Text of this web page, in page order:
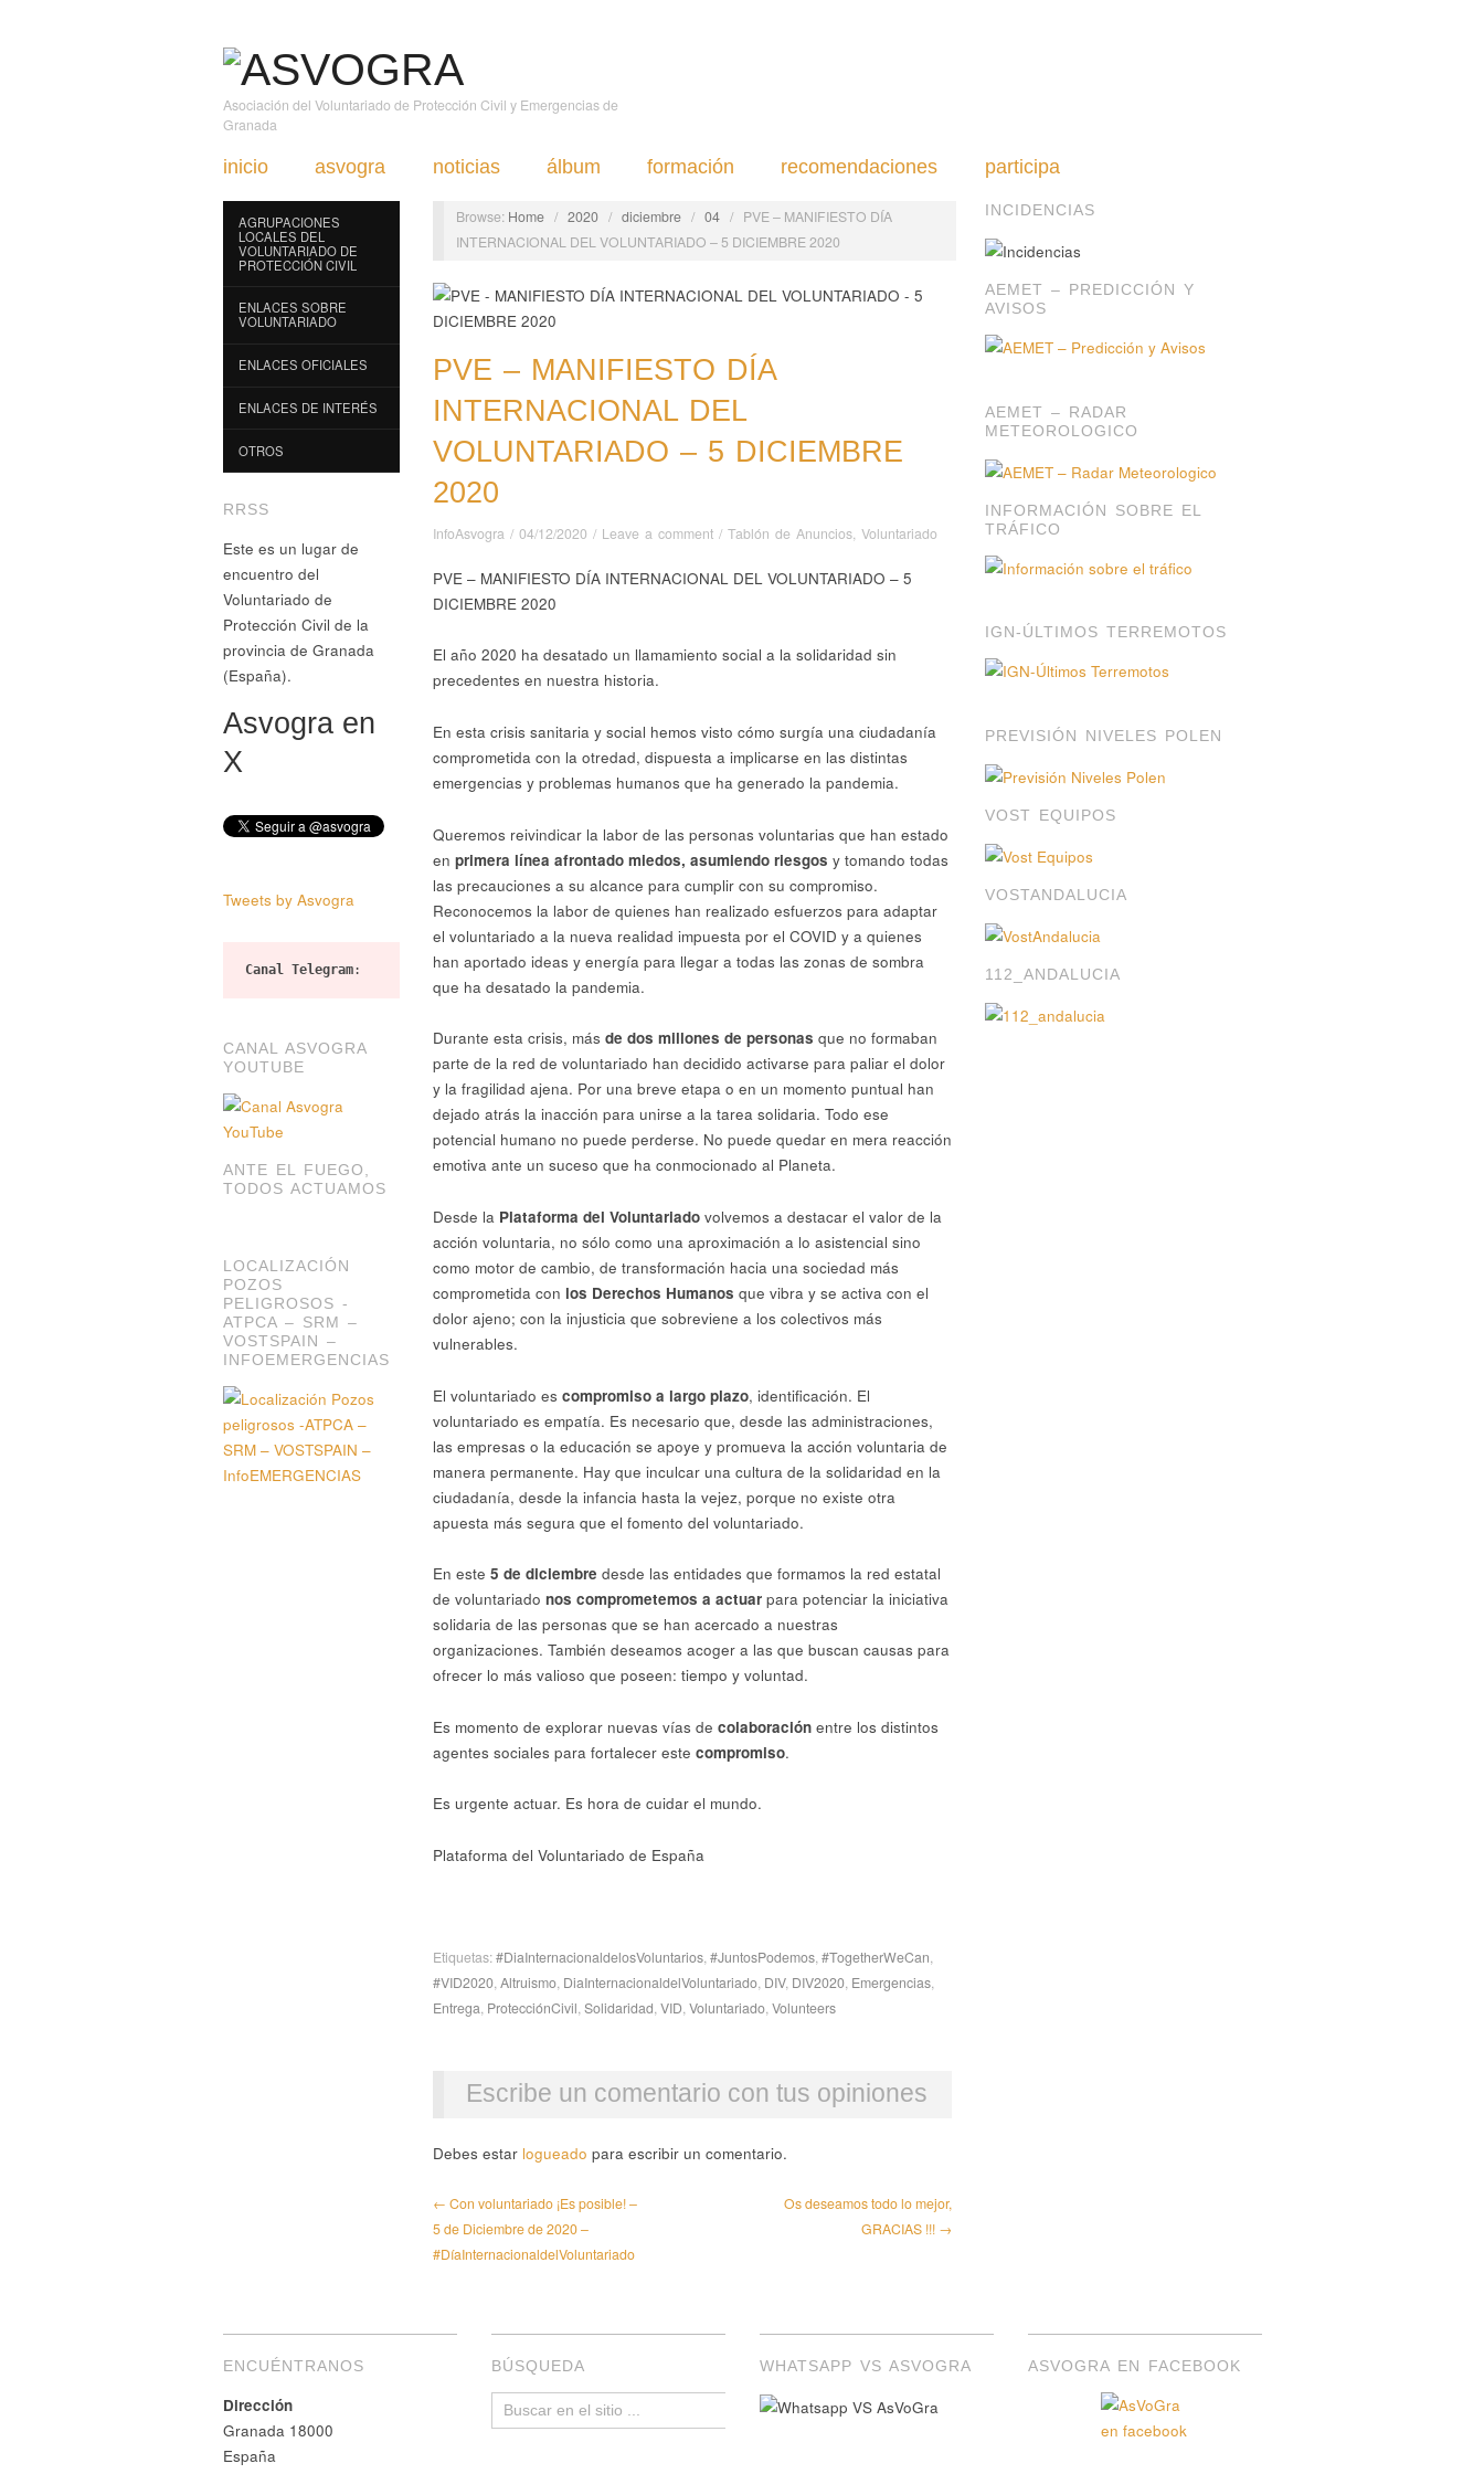
Asociación del Voluntariado de Protección Civil y Emergencias de
Granada
inicio asvogra noticias álbum formación recomendaciones participa
AGRUPACIONES
LOCALES DEL
VOLUNTARIADO DE
PROTECCIÓN CIVIL
ENLACES SOBRE
VOLUNTARIADO
ENLACES OFICIALES
ENLACES DE INTERÉS
OTROS
RRSS
Este es un lugar de
encuentro del
Voluntariado de
Protección Civil de la
provincia de Granada
(España).
Asvogra en
X
Tweets by Asvogra
Canal Telegram:
CANAL ASVOGRA
YOUTUBE
ANTE EL FUEGO,
TODOS ACTUAMOS
LOCALIZACIÓN
POZOS
PELIGROSOS -
ATPCA – SRM –
VOSTSPAIN –
INFOEMERGENCIAS
Browse: Home / 2020 / diciembre / 04 / PVE – MANIFIESTO DÍA
INTERNACIONAL DEL VOLUNTARIADO – 5 DICIEMBRE 2020
PVE – MANIFIESTO DÍA
INTERNACIONAL DEL
VOLUNTARIADO – 5 DICIEMBRE
2020
InfoAsvogra / 04/12/2020 / Leave a comment / Tablón de Anuncios, Voluntariado
PVE – MANIFIESTO DÍA INTERNACIONAL DEL VOLUNTARIADO – 5
DICIEMBRE 2020
El año 2020 ha desatado un llamamiento social a la solidaridad sin
precedentes en nuestra historia.
En esta crisis sanitaria y social hemos visto cómo surgía una ciudadanía
comprometida con la otredad, dispuesta a implicarse en las distintas
emergencias y problemas humanos que ha generado la pandemia.
Queremos reivindicar la labor de las personas voluntarias que han estado
en primera línea afrontado miedos, asumiendo riesgos y tomando todas
las precauciones a su alcance para cumplir con su compromiso.
Reconocemos la labor de quienes han realizado esfuerzos para adaptar
el voluntariado a la nueva realidad impuesta por el COVID y a quienes
han aportado ideas y energía para llegar a todas las zonas de sombra
que ha desatado la pandemia.
Durante esta crisis, más de dos millones de personas que no formaban
parte de la red de voluntariado han decidido activarse para paliar el dolor
y la fragilidad ajena. Por una breve etapa o en un momento puntual han
dejado atrás la inacción para unirse a la tarea solidaria. Todo ese
potencial humano no puede perderse. No puede quedar en mera reacción
emotiva ante un suceso que ha conmocionado al Planeta.
Desde la Plataforma del Voluntariado volvemos a destacar el valor de la
acción voluntaria, no sólo como una aproximación a lo asistencial sino
como motor de cambio, de transformación hacia una sociedad más
comprometida con los Derechos Humanos que vibra y se activa con el
dolor ajeno; con la injusticia que sobreviene a los colectivos más
vulnerables.
El voluntariado es compromiso a largo plazo, identificación. El
voluntariado es empatía. Es necesario que, desde las administraciones,
las empresas o la educación se apoye y promueva la acción voluntaria de
manera permanente. Hay que inculcar una cultura de la solidaridad en la
ciudadanía, desde la infancia hasta la vejez, porque no existe otra
apuesta más segura que el fomento del voluntariado.
En este 5 de diciembre desde las entidades que formamos la red estatal
de voluntariado nos comprometemos a actuar para potenciar la iniciativa
solidaria de las personas que se han acercado a nuestras
organizaciones. También deseamos acoger a las que buscan causas para
ofrecer lo más valioso que poseen: tiempo y voluntad.
Es momento de explorar nuevas vías de colaboración entre los distintos
agentes sociales para fortalecer este compromiso.
Es urgente actuar. Es hora de cuidar el mundo.
Plataforma del Voluntariado de España
Etiquetas:#DiaInternacionaldelosVoluntarios,#JuntosPodemos,#TogetherWeCan,
#VID2020,Altruismo, DiaInternacionaldelVoluntariado, DIV, DIV2020, Emergencias,
Entrega, ProtecciónCivil,Solidaridad,VID,Voluntariado,Volunteers
Escribe un comentario con tus opiniones
Debes estar logueado para escribir un comentario.
← Con voluntariado ¡Es posible! –
5 de Diciembre de 2020 –
#DíaInternacionaldelVoluntariado
Os deseamos todo lo mejor,
GRACIAS !!! →
INCIDENCIAS
AEMET – PREDICCIÓN Y
AVISOS
AEMET – RADAR
METEOROLOGICO
INFORMACIÓN SOBRE EL
TRÁFICO
IGN-ÚLTIMOS TERREMOTOS
PREVISIÓN NIVELES POLEN
VOST EQUIPOS
VOSTANDALUCIA
112_ANDALUCIA
ENCUÉNTRANOS
Dirección
Granada 18000
España
BÚSQUEDA WHATSAPP VS ASVOGRA ASVOGRA EN FACEBOOK